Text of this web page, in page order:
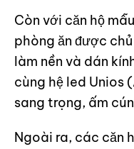
Còn với căn hộ
phòng ăn được
làm nền và dán
cùng hệ led Unios
sang trọng, ấm
Ngoài ra, các căn